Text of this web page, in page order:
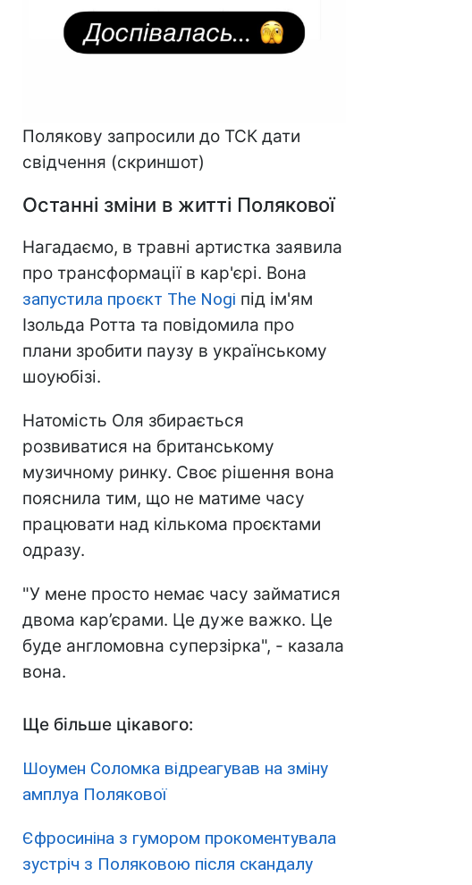
Полякову запросили до ТСК дати
свідчення (скриншот)
Останні зміни в житті Полякової
Нагадаємо, в травні артистка заявила
про трансформації в кар'єрі. Вона
запустила проєкт The Nogi під ім'ям
Ізольда Ротта та повідомила про
плани зробити паузу в українському
шоуюбізі.
Натомість Оля збирається
розвиватися на британському
музичному ринку. Своє рішення вона
пояснила тим, що не матиме часу
працювати над кількома проєктами
одразу.
"У мене просто немає часу займатися
двома кар’єрами. Це дуже важко. Це
буде англомовна суперзірка", - казала
вона.
Ще більше цікавого:
Шоумен Соломка відреагував на зміну
амплуа Полякової
Єфросиніна з гумором прокоментувала
зустріч з Поляковою після скандалу